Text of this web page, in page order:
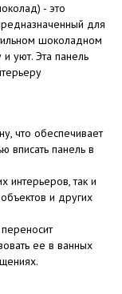
- это
для
шоколадном
уют. Эта панель
что обеспечивает
вписать панель в
так и
и других
ее в ванных